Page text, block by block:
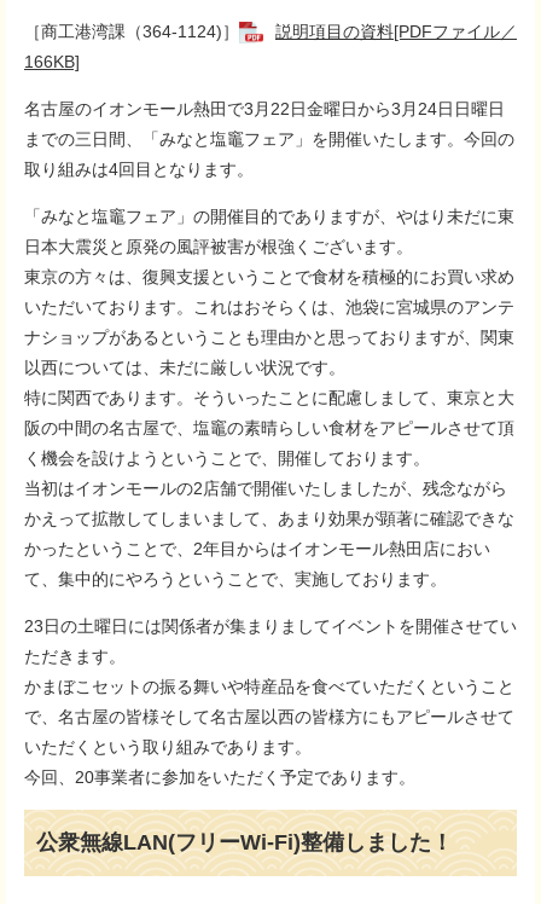
［商工港湾課（364-1124)］
説明項目の資料[PDFファイル／
166KB]
名古屋のイオンモール熱田で3月22日金曜日から3月24日日曜日
までの三日間、「みなと塩竈フェア」を開催いたします。今回の
取り組みは4回目となります。
「みなと塩竈フェア」の開催目的でありますが、やはり未だに東
日本大震災と原発の風評被害が根強くございます。
東京の方々は、復興支援ということで食材を積極的にお買い求め
いただいております。これはおそらくは、池袋に宮城県のアンテ
ナショップがあるということも理由かと思っておりますが、関東
以西については、未だに厳しい状況です。
特に関西であります。そういったことに配慮しまして、東京と大
阪の中間の名古屋で、塩竈の素晴らしい食材をアピールさせて頂
く機会を設けようということで、開催しております。
当初はイオンモールの2店舗で開催いたしましたが、残念ながら
かえって拡散してしまいまして、あまり効果が顕著に確認できな
かったということで、2年目からはイオンモール熱田店におい
て、集中的にやろうということで、実施しております。
23日の土曜日には関係者が集まりましてイベントを開催させてい
ただきます。
かまぼこセットの振る舞いや特産品を食べていただくということ
で、名古屋の皆様そして名古屋以西の皆様方にもアピールさせて
いただくという取り組みであります。
今回、20事業者に参加をいただく予定であります。
公衆無線LAN(フリーWi-Fi)整備しました！